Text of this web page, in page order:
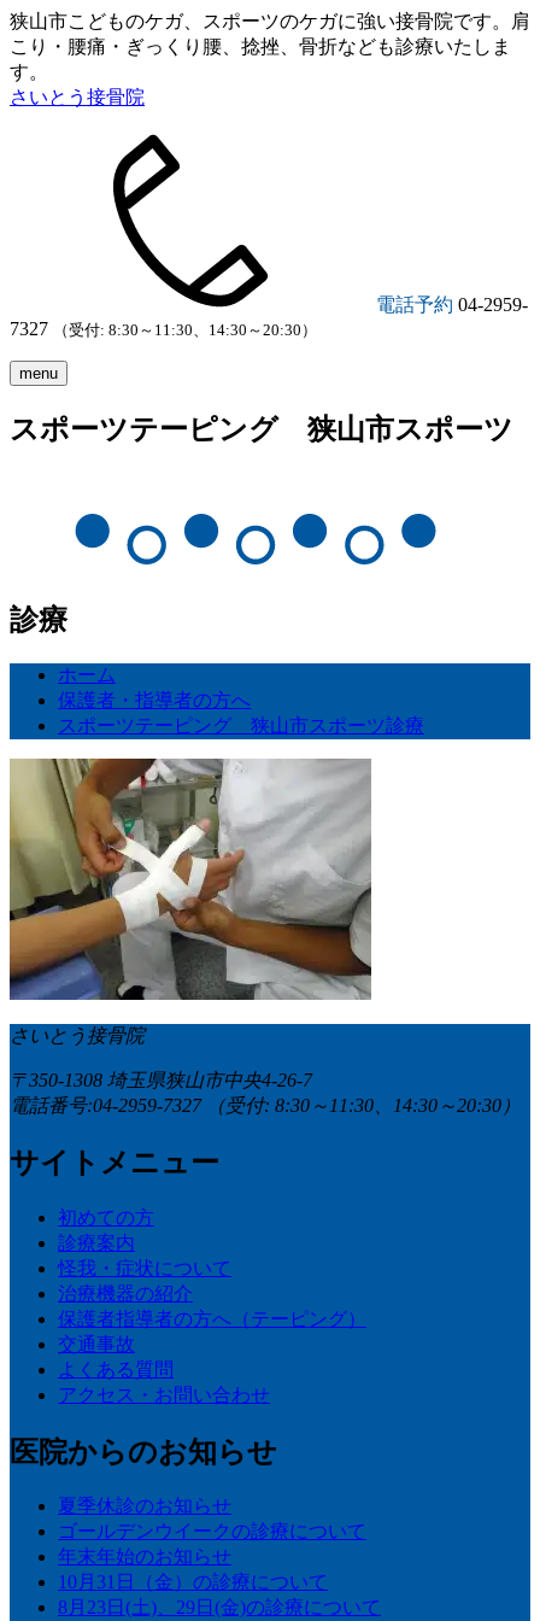
狭山市こどものケガ、スポーツのケガに強い接骨院です。肩
こり・腰痛・ぎっくり腰、捻挫、骨折なども診療いたしま
す。
さいとう接骨院
電話予約 04-2959-
7327
（受付: 8:30～11:30、14:30～20:30）
menu
スポーツテーピング 狭山市スポーツ
診療
ホーム
保護者・指導者の方へ
スポーツテーピング 狭山市スポーツ診療
さいとう接骨院
〒350-1308 埼玉県狭山市中央4-26-7
電話番号:04-2959-7327
（受付: 8:30～11:30、14:30～20:30）
サイトメニュー
初めての方
診療案内
怪我・症状について
治療機器の紹介
保護者指導者の方へ（テーピング）
交通事故
よくある質問
アクセス・お問い合わせ
医院からのお知らせ
夏季休診のお知らせ
ゴールデンウイークの診療について
年末年始のお知らせ
10月31日（金）の診療について
8月23日(土)、29日(金)の診療について